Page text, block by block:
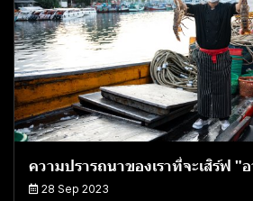
ความปรารถนาของเราที่จะเสิร์ฟ "
28 Sep 2023